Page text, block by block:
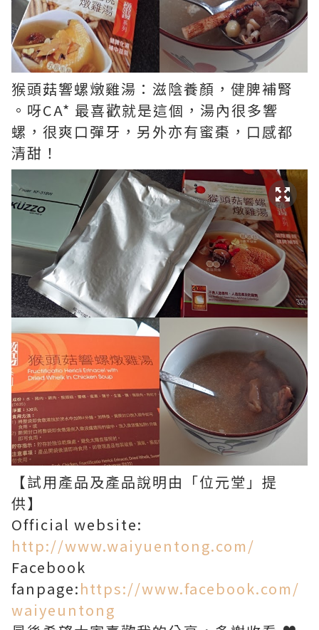
猴頭菇響螺燉雞湯：滋陰養顏，健脾補腎
。呀CA* 最喜歡就是這個，湯內很多響
螺，很爽口彈牙，另外亦有蜜棗，口感都
清甜！
【試用產品及產品說明由「位元堂」提
供】
Official website:
http://www.waiyuentong.com/
Facebook
fanpage:https://www.facebook.com/
waiyeuntong